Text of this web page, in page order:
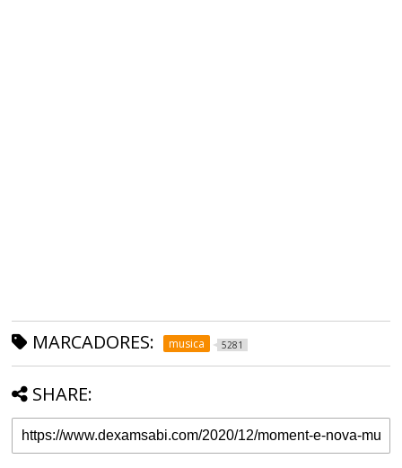
MARCADORES: musica 5281
SHARE: